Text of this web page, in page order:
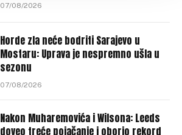
07/08/2026
Horde zla neće bodriti Sarajevo u
Mostaru: Uprava je nespremno ušla u
sezonu
07/08/2026
Nakon Muharemovića i Wilsona: Leeds
doveo treće pojačanje i oborio rekord